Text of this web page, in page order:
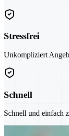
Stressfrei
Unkompliziert
Schnell
Schnell und einfach